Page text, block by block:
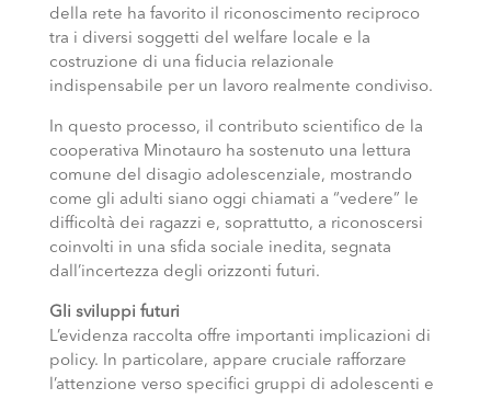
della rete ha favorito il riconoscimento reciproco
tra i diversi soggetti del welfare locale e la
costruzione di una fiducia relazionale
indispensabile per un lavoro realmente condiviso.
In questo processo, il contributo scientifico de la
cooperativa Minotauro ha sostenuto una lettura
comune del disagio adolescenziale, mostrando
come gli adulti siano oggi chiamati a “vedere” le
difficoltà dei ragazzi e, soprattutto, a riconoscersi
coinvolti in una sfida sociale inedita, segnata
dall’incertezza degli orizzonti futuri.
Gli sviluppi futuri
L’evidenza raccolta offre importanti implicazioni di
policy. In particolare, appare cruciale rafforzare
l’attenzione verso specifici gruppi di adolescenti e